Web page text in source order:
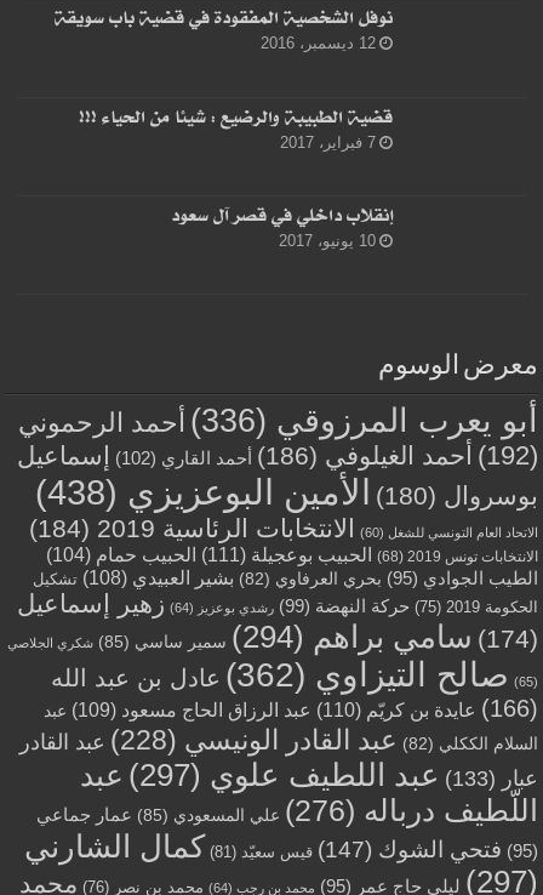
نوفل الشخصية المفقودة في قضية باب سويقة
12 ديسمبر، 2016
قضية الطبيبة والرضيع : شيئا من الحياء !!!
7 فبراير، 2017
إنقلاب داخلي في قصر آل سعود
10 يونيو، 2017
معرض الوسوم
أبو يعرب المرزوقي (336)
أحمد الرحموني
(192)
أحمد الغيلوفي (186) أحمد القاري (102)
إسماعيل
بوسروال (180) الأمين البوعزيزي (438)
الاتحاد العام التونسي للشغل (60) الانتخابات الرئاسية 2019 (184)
الانتخابات تونس 2019 (68) الحبيب بوعجيلة (111) الحبيب حمام (104)
الطيب الجوادي (95) بحري العرفاوي (82) بشير العبيدي (108)
تشكيل
الحكومة 2019
(75) حركة النهضة (99) رشدي بوعزيز (64)
زهير إسماعيل
(174)
سامي براهم (294) سمير ساسي (85) شكري الجلاصي
(65) صالح التيزاوي (362)
عادل بن عبد الله
(166)
عايدة بن كريّم (110) عبد الرزاق الحاج مسعود (109)
عبد
السلام الككلي (82) عبد القادر الونيسي (228)
عبد القادر
عبار (133) عبد اللطيف علوي (297)
عبد
اللّطيف درباله (276) علي المسعودي (85)
عمار جماعي
(95)
فتحي الشوك (147) قيس سعيّد (81)
كمال الشارني
(297)
ليلى حاج عمر (95) محمد بن رجب (64) محمد بن نصر (76) محمد